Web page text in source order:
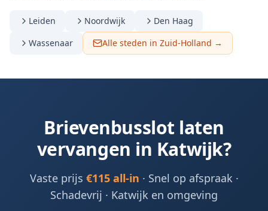
Leiden Noordwijk
Den Haag
Wassenaar
Alle steden in Zuid-Holland →
Brievenbusslot laten
vervangen in Katwijk?
Vaste prijs €115 all-in · Snel op afspraak ·
Schadevrij · Katwijk en omgeving